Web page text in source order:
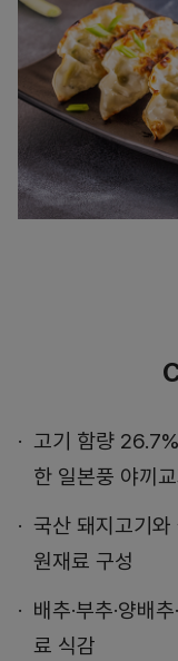
고기 함량
한 일본풍 야끼
국산 돼지고기와
원재료 구성
배추·부추·양배
료 식감